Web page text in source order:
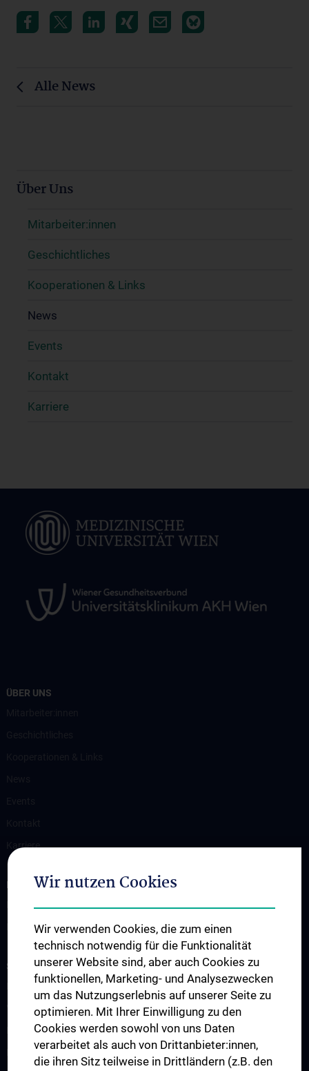
Alle News
Über Uns
Mitarbeiter:innen
Geschichtliches
Kooperationen & Links
News
Events
Kontakt
Karriere
ÜBER UNS
Karriere
INFORMATIONEN FÜR PATIENT:INNEN
Ressourcen
STUDIUM, AUS- UND WEITERBILDUNG
ESTS - Webinare
Vienna-Toronto-Vanderbilt Lung Transplant Academy
Famulaturen und klinisch-praktisches Jahr
Diplomarbeit und wissenschaftliche Mitarbeit
Wir nutzen Cookies
Wir verwenden Cookies, die zum einen
technisch notwendig für die Funktionalität
unserer Website sind, aber auch Cookies zu
funktionellen, Marketing- und Analysezwecken
um das Nutzungserlebnis auf unserer Seite zu
optimieren. Mit Ihrer Einwilligung zu den
Cookies werden sowohl von uns Daten
verarbeitet als auch von Drittanbieter:innen,
die ihren Sitz teilweise in Drittländern (z.B. den